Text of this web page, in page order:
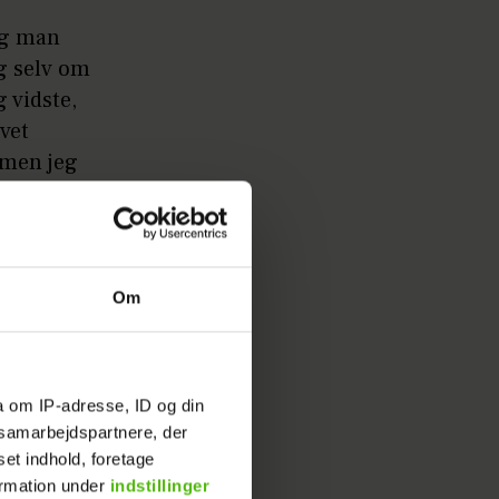
Om
om IP-adresse, ID og din
der
indhold, foretage
under indstillinger
man
selv om
vidste,
jeg
aldrig